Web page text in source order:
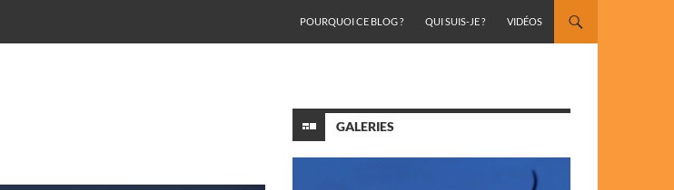
POURQUOI CE BLOG ?
QUI SUIS-JE ? VIDÉOS
GALERIES